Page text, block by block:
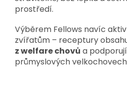
prostředí.
Výběrem Fellows navíc
zvířatům – receptury
z welfare chovů a
průmyslových